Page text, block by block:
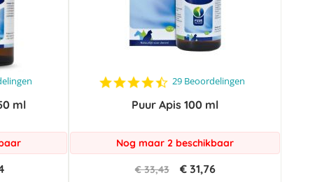
ml
4.3
rating
29 Beoordelingen
Puur Apis 100 ml
Nog maar 2 beschikbaar
€ 33,43 € 31,76